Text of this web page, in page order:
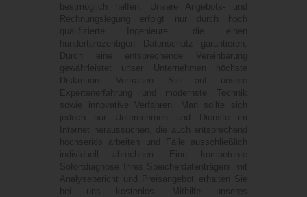
bestmöglich helfen. Unsere Angebots- und
Rechnungslegung erfolgt nur durch hoch
qualifizierte Ingenieure, die einen
hundertprozentigen Datenschutz garantieren.
Durch eine entsprechende Vereinbarung
gewährleistet unser Unternehmen höchste
Diskretion. Vertrauen Sie auf unsere
Expertenerfahrung und modernste Technik
sowie innovative Verfahren. Man sollte sich
jedoch nur Unternehmen und Dienste im
Internet heraussuchen, die auch entsprechend
hochseriös arbeiten und Fälle ausschließlich
individuell abrechnen. Eine kompetente
Sofortdiagnose Ihres Speicherdatenträgers mit
Analysebericht und Preisangebot erhalten Sie
bei uns kostenlos. Mithilfe unseres